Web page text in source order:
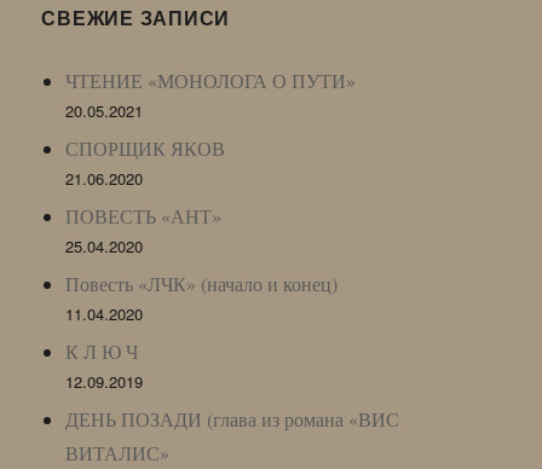
LJ
СВЕЖИЕ ЗАПИСИ
ЧТЕНИЕ «МОНОЛОГА О ПУТИ»
20.05.2021
СПОРЩИК ЯКОВ
21.06.2020
ПОВЕСТЬ «АНТ»
25.04.2020
Повесть «ЛЧК» (начало и конец)
11.04.2020
К Л Ю Ч
12.09.2019
ДЕНЬ ПОЗАДИ (глава из романа «ВИС
ВИТАЛИС»